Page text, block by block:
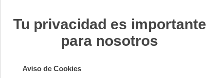
680 Tinta EcoInk 14 negro
Ref. I3LEX0014